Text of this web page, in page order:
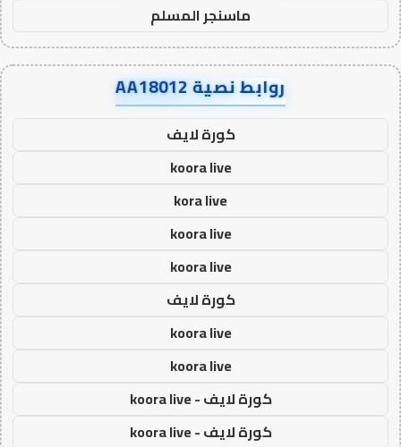
ماسنجر المسلم
روابط نصية AA18012
كورة لايف
koora live
kora live
koora live
koora live
كورة لايف
koora live
koora live
كورة لايف - koora live
كورة لايف - koora live